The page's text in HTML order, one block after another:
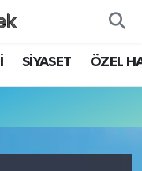
SİYASET ÖZEL